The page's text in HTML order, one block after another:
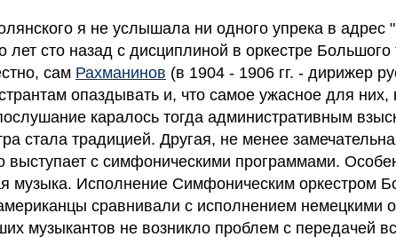
я не услышала ни одного упрека в адрес
лет сто назад с дисциплиной в оркестре
сам Рахманинов (в 1904 - 1906 гг. - дирижер
опаздывать и, что самое ужасное для
каралось тогда административным
стала традицией. Другая, не менее
выступает с симфоническими программами.
музыка. Исполнение Симфоническим оркестром
сравнивали с исполнением немецкими
музыкантов не возникло проблем с передачей